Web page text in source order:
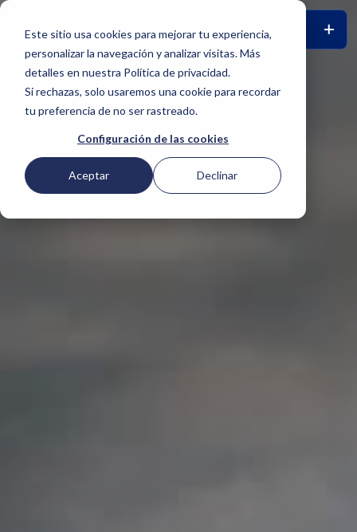
Este sitio usa cookies para mejorar tu experiencia,
personalizar la navegación y analizar visitas. Más
detalles en nuestra Política de privacidad.
Si rechazas, solo usaremos una cookie para recordar
tu preferencia de no ser rastreado.
Configuración de las cookies
Aceptar Declinar